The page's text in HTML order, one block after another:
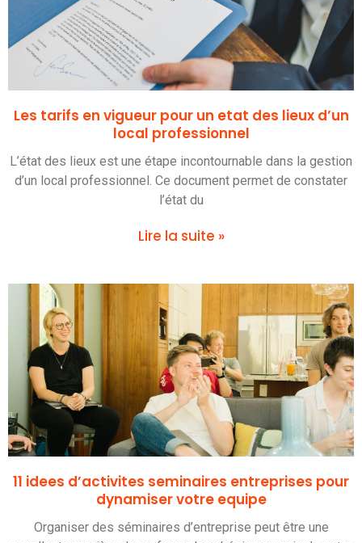
Les tarifs en vigueur pour un etat des lieux d’un
local professionnel
L’état des lieux est une étape incontournable dans la gestion
d’un local professionnel. Ce document permet de constater
l’état du
Lire la suite »
11 idees d’activites seminaires entreprises pour
dynamiser votre equipe
Organiser des séminaires d’entreprise peut être une